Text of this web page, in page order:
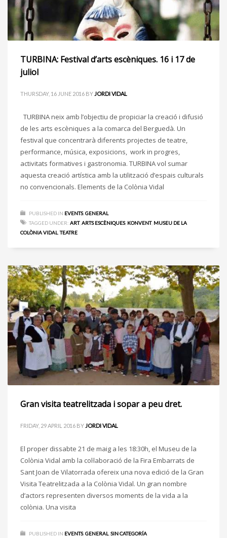
TURBINA: Festival d’arts escèniques. 16 i 17 de
juliol
THURSDAY, 16 JUNE 2016 BYJORDI VIDAL
TURBINA neix amb l’objectiu de propiciar la creació i difusió
de les arts escèniques a la comarca del Berguedà. Un
festival que concentrarà diferents projectes de teatre,
performance, música, exposicions, work in progres,
activitats formatives i gastronomia. TURBINA vol sumar
aquesta creació artística amb la utilització d’espais culturals
no convencionals. Elements de la Colònia Vidal
PUBLISHED IN EVENTS, GENERAL
TAGGED UNDER: ART, ARTS ESCÈNIQUES, KONVENT, MUSEU DE LA
COLÒNIA VIDAL,TEATRE
Gran visita teatrelitzada i sopar a peu dret.
FRIDAY, 29 APRIL 2016 BYJORDI VIDAL
El proper dissabte 21 de maig a les 18:30h, el Museu de la
Colònia Vidal amb la col·laboració de la Fira Embarrats de
Sant Joan de Vilatorrada ofereix una nova edició de la Gran
Visita Teatrelitzada a la Colònia Vidal. Un gran nombre
d’actors representen diversos moments de la vida a la
colònia. Una visita
PUBLISHED IN EVENTS, GENERAL, SIN CATEGORÍA